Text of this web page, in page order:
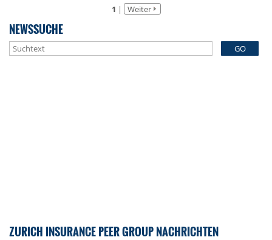
1 | Weiter
NEWSSUCHE
GO
ZURICH INSURANCE PEER GROUP NACHRICHTEN